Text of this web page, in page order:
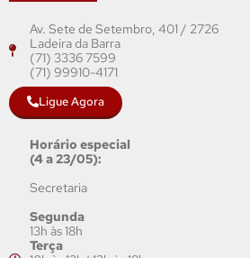
Av. Sete de Setembro, 401 / 2726
Ladeira da Barra
(71) 3336 7599
(71) 99910-4171
Ligue Agora
Horário especial
(4 a 23/05):
Secretaria
Segunda
13h às 18h
Terça